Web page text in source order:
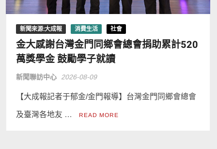
新聞來源:大成報 消費生活 社會
金大感謝台灣金門同鄉會總會捐助累計520
萬獎學金 鼓勵學子就讀
新聞聯訪中心 2026-08-09
【大成報記者于郁金/金門報導】台灣金門同鄉會總會
及臺灣各地友 … READ MORE